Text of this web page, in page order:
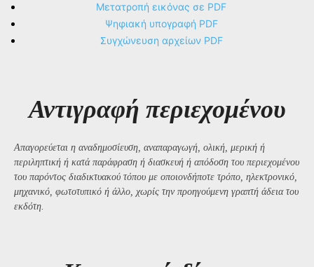
Μετατροπή εικόνας σε PDF
Ψηφιακή υπογραφή PDF
Συγχώνευση αρχείων PDF
Αντιγραφή περιεχομένου
Απαγορεύεται η αναδημοσίευση, αναπαραγωγή, ολική, μερική ή
περιληπτική ή κατά παράφραση ή διασκευή ή απόδοση του περιεχομένου
του παρόντος διαδικτυακού τόπου με οποιονδήποτε τρόπο, ηλεκτρονικό,
μηχανικό, φωτοτυπικό ή άλλο, χωρίς την προηγούμενη γραπτή άδεια του
εκδότη.